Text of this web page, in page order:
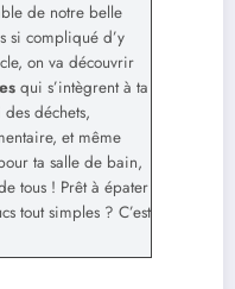
de notre belle
si compliqué d’y
on va découvrir
qui s’intègrent à ta
déchets,
et même
ta salle de bain,
tous ! Prêt à épater
tout simples ? C’est